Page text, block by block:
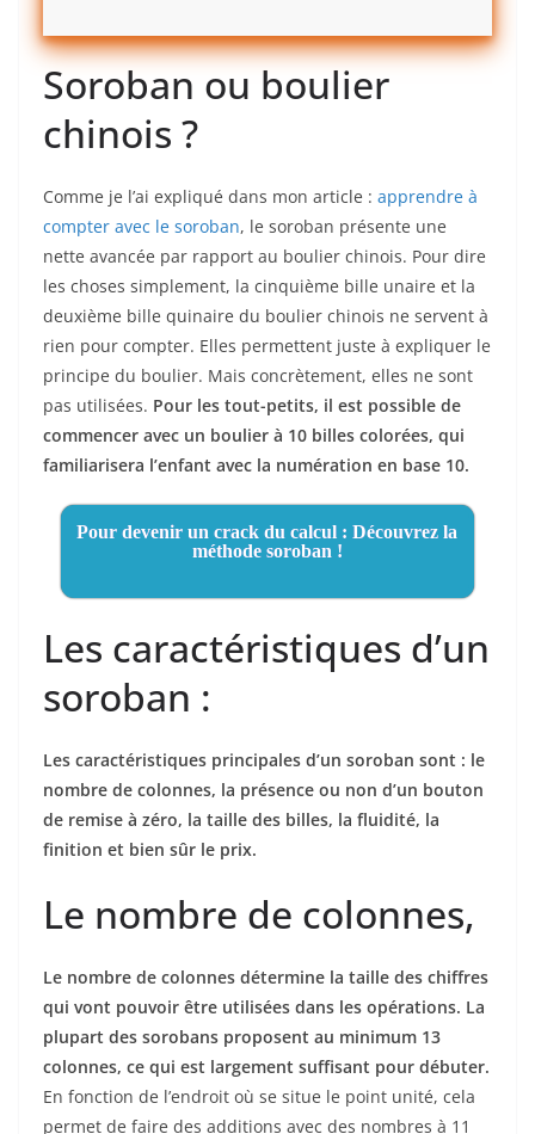
Soroban ou boulier
chinois ?
Comme je l’ai expliqué dans mon article : apprendre à
compter avec le soroban, le soroban présente une
nette avancée par rapport au boulier chinois. Pour dire
les choses simplement, la cinquième bille unaire et la
deuxième bille quinaire du boulier chinois ne servent à
rien pour compter. Elles permettent juste à expliquer le
principe du boulier. Mais concrètement, elles ne sont
pas utilisées. Pour les tout-petits, il est possible de
commencer avec un boulier à 10 billes colorées, qui
familiarisera l’enfant avec la numération en base 10.
Pour devenir un crack du calcul : Découvrez la
méthode soroban !
Les caractéristiques d’un
soroban :
Les caractéristiques principales d’un soroban sont : le
nombre de colonnes, la présence ou non d’un bouton
de remise à zéro, la taille des billes, la fluidité, la
finition et bien sûr le prix.
Le nombre de colonnes,
Le nombre de colonnes détermine la taille des chiffres
qui vont pouvoir être utilisées dans les opérations. La
plupart des sorobans proposent au minimum 13
colonnes, ce qui est largement suffisant pour débuter.
En fonction de l’endroit où se situe le point unité, cela
permet de faire des additions avec des nombres à 11